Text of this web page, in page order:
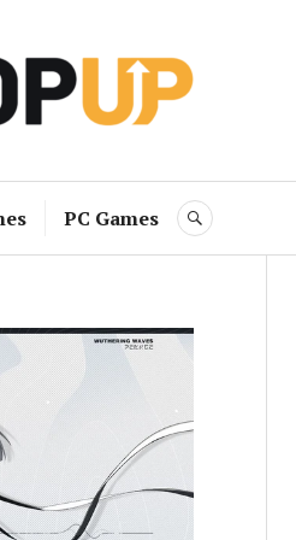
Blog
PC Games SEARCH